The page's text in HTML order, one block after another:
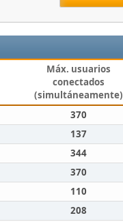
Máx. usuarios
conectados
(simultáneamente)
370
137
344
370
110
208